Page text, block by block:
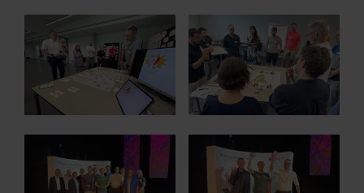
Show larger version for: Show larger version for:
Show larger version for: Show larger version for: